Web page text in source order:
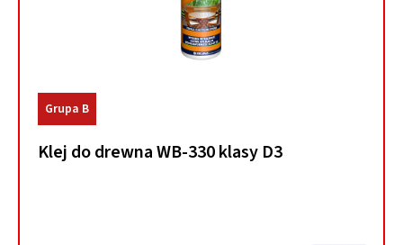
Grupa B
Klej do drewna WB-330 klasy D3